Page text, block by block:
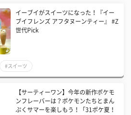
イーブイがスイーツになった！『イー
ブイフレンズ アフタヌーンティー』 #Z
世代Pick
#スイーツ
【サーティーワン】今年の新作ポケモ
ンフレーバーは？ポケモンたちとまん
ぷくサマーを楽しもう！「31ポケ夏！